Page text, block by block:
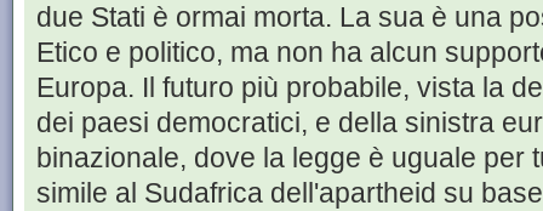
due Stati è ormai morta. La sua è una
Etico e politico, ma non ha alcun
Europa. Il futuro più probabile, vista la
dei paesi democratici, e della sinistra
binazionale, dove la legge è uguale per
simile al Sudafrica dell'apartheid su